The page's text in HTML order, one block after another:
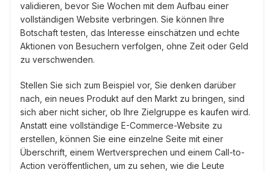
validieren, bevor Sie Wochen mit dem Aufbau einer
vollständigen Website verbringen. Sie können Ihre
Botschaft testen, das Interesse einschätzen und echte
Aktionen von Besuchern verfolgen, ohne Zeit oder Geld
zu verschwenden.
Stellen Sie sich zum Beispiel vor, Sie denken darüber
nach, ein neues Produkt auf den Markt zu bringen, sind
sich aber nicht sicher, ob Ihre Zielgruppe es kaufen wird.
Anstatt eine vollständige E-Commerce-Website zu
erstellen, können Sie eine einzelne Seite mit einer
Überschrift, einem Wertversprechen und einem Call-to-
Action veröffentlichen, um zu sehen, wie die Leute